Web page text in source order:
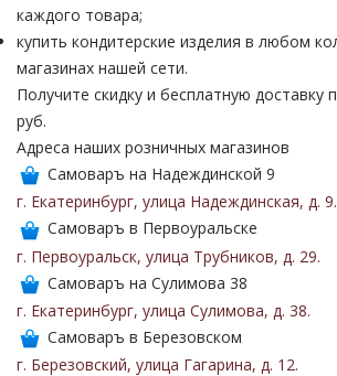
каждого товара;
купить кондитерские изделия в любом
магазинах нашей сети.
Получите скидку и бесплатную доставку
руб.
Адреса наших розничных магазинов
Самоваръ на Надеждинской 9
г. Екатеринбург, улица Надеждинская, д. 9.
Самоваръ в Первоуральске
г. Первоуральск, улица Трубников, д. 29.
Самоваръ на Сулимова 38
г. Екатеринбург, улица Сулимова, д. 38.
Самоваръ в Березовском
г. Березовский, улица Гагарина, д. 12.